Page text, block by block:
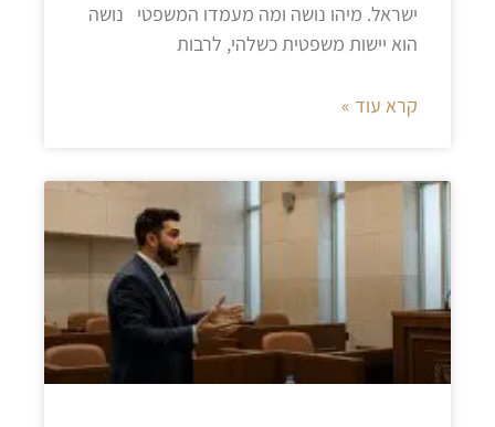
ישראל. מיהו נושה ומה מעמדו המשפטי נושה
הוא יישות משפטית כשלהי, לרבות
קרא עוד »